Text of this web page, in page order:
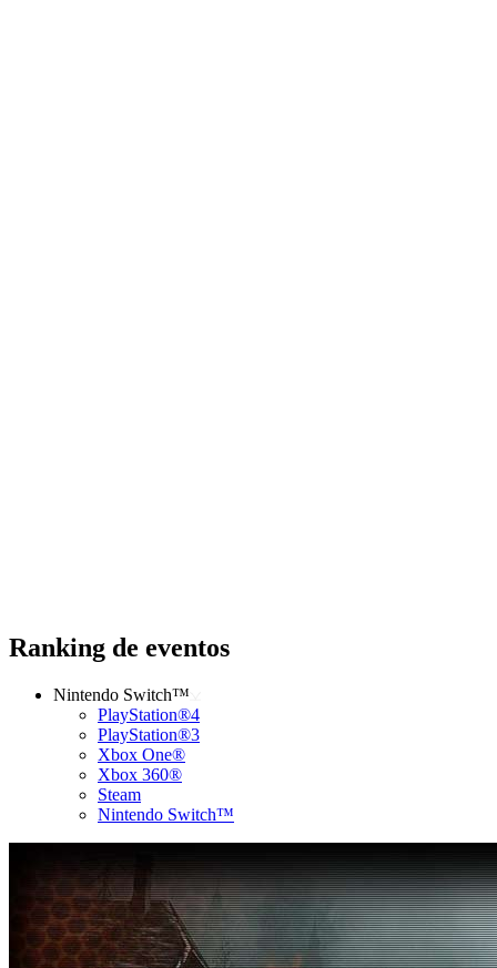
Ranking de eventos
Nintendo Switch™
PlayStation®4
PlayStation®3
Xbox One®
Xbox 360®
Steam
Nintendo Switch™